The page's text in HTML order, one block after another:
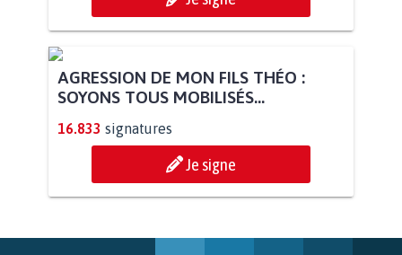
AGRESSION DE MON FILS THÉO :